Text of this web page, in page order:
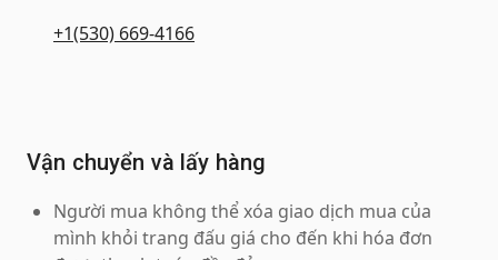
+1(530) 669-4166
Vận chuyển và lấy hàng
Người mua không thể xóa giao dịch mua của
mình khỏi trang đấu giá cho đến khi hóa đơn